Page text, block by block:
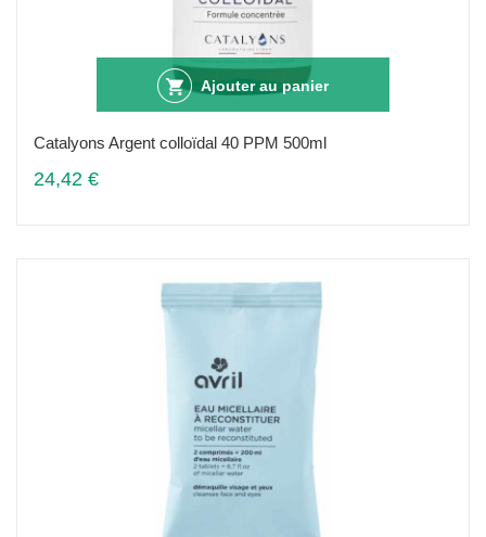
Ajouter au panier
Catalyons Argent colloïdal 40 PPM 500ml
24,42 €